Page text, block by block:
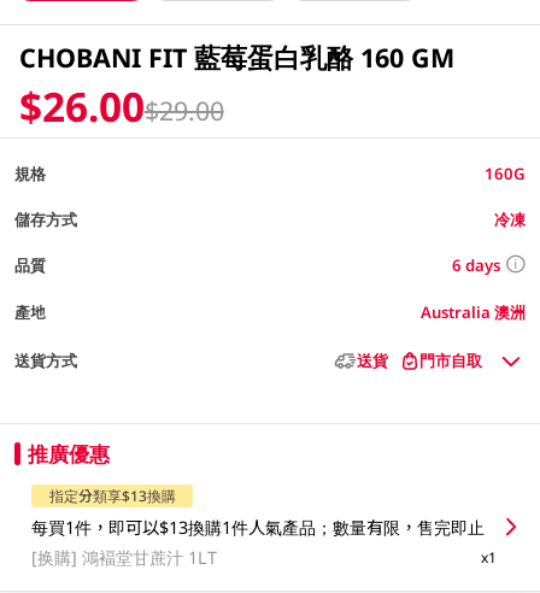
CHOBANI FIT 藍莓蛋白乳酪 160 GM
$26.00$29.00
規格 160G
儲存方式 冷凍
品質 6 days
產地 Australia 澳洲
送貨方式 送貨 門市自取
推廣優惠
指定分類享$13換購
每買1件，即可以$13換購1件人氣產品；數量有限，售完即止
[换購]鴻褔堂甘蔗汁 1LT x1